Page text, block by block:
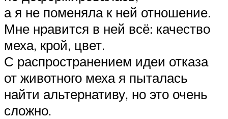
а я не поменяла к ней отношение.
Мне нравится в ней всё: качество
меха, крой, цвет.
С распространением идеи отказа
от животного меха я пыталась
найти альтернативу, но это очень
сложно.